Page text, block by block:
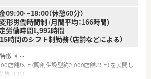
09:00～18:00（休憩60分）
形労働時間制 (月間平均：166時間)
労働時間1,992時間
時間のシフト制勤務（店舗などによる）
徴 ＊・・
店舗以上（調剤併設型約2,000店舗以上）を展開し
界TOP！